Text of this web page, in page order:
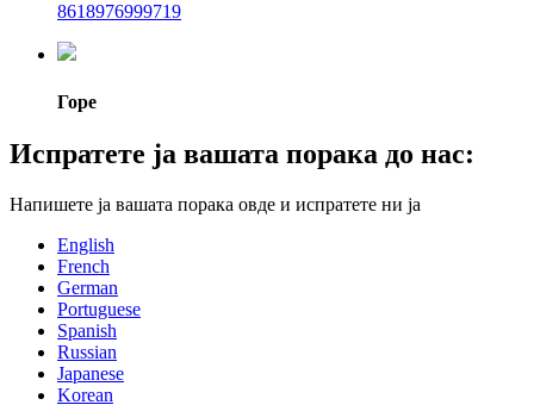
8618976999719
Горе
Испратете ја вашата порака до нас:
Напишете ја вашата порака овде и испратете ни ја
English
French
German
Portuguese
Spanish
Russian
Japanese
Korean